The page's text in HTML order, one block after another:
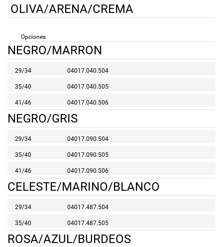
OLIVA/ARENA/CREMA
Opciones
NEGRO/MARRON
29/34 04017.040.504
35/40 04017.040.505
41/46 04017.040.506
NEGRO/GRIS
29/34 04017.090.504
35/40 04017.090.505
41/46 04017.090.506
CELESTE/MARINO/BLANCO
29/34 04017.487.504
35/40 04017.487.505
ROSA/AZUL/BURDEOS